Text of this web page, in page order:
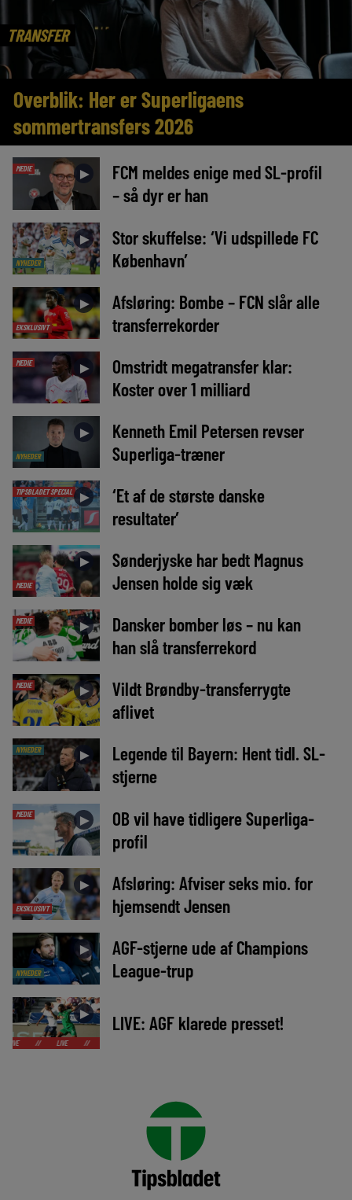
TRANSFER
Overblik: Her er Superligaens
sommertransfers 2026
MEDIE ►
FCM meldes enige med SL-profil
– så dyr er han
NYHEDER
►
Stor skuffelse: ‘Vi udspillede FC
København’
EKSKLUSIVT
►
Afsløring: Bombe – FCN slår alle
transferrekorder
MEDIE ►
Omstridt megatransfer klar:
Koster over 1 milliard
NYHEDER
►
Kenneth Emil Petersen revser
Superliga-træner
TIPSBLADET SPECIAL ►
‘Et af de største danske
resultater’
MEDIE
►
Sønderjyske har bedt Magnus
Jensen holde sig væk
MEDIE ►
Dansker bomber løs – nu kan
han slå transferrekord
MEDIE ►
Vildt Brøndby-transferrygte
aflivet
NYHEDER ►
Legende til Bayern: Hent tidl. SL-
stjerne
MEDIE ►
OB vil have tidligere Superliga-
profil
EKSKLUSIVT
►
Afsløring: Afviser seks mio. for
hjemsendt Jensen
NYHEDER
►
AGF-stjerne ude af Champions
League-trup
►
LIVE // LIVE //
LIVE: AGF klarede presset!